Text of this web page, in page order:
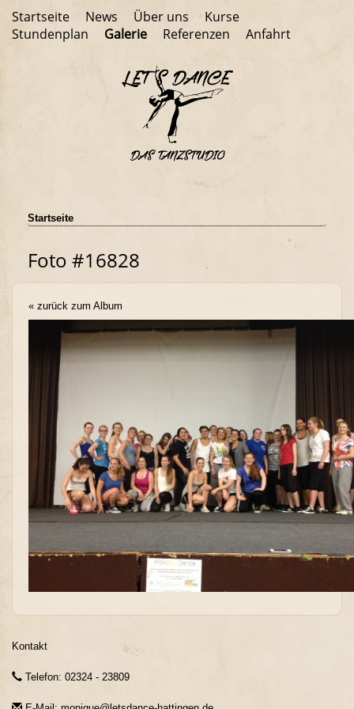
Startseite News Über uns
Kurse
Stundenplan
Galerie Referenzen Anfahrt
Startseite
Foto #16828
« zurück zum Album
Kontakt
Telefon: 02324 - 23809